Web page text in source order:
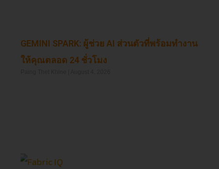
GEMINI SPARK: ผู้ช่วย AI ส่วนตัวที่พร้อมทำงาน
ให้คุณตลอด 24 ชั่วโมง